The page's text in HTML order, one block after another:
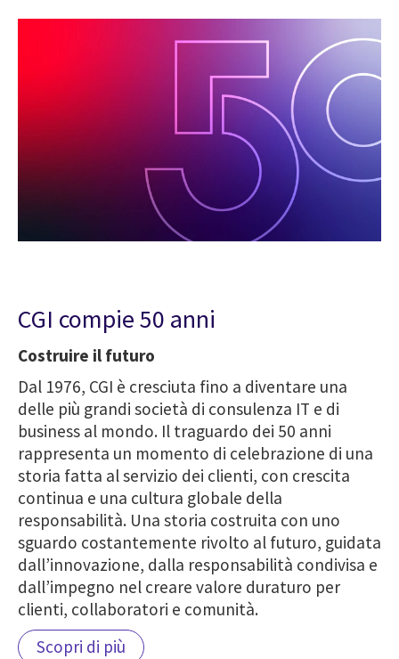
CGI compie 50 anni
Costruire il futuro
Dal 1976, CGI è cresciuta fino a diventare una
delle più grandi società di consulenza IT e di
business al mondo. Il traguardo dei 50 anni
rappresenta un momento di celebrazione di una
storia fatta al servizio dei clienti, con crescita
continua e una cultura globale della
responsabilità. Una storia costruita con uno
sguardo costantemente rivolto al futuro, guidata
dall’innovazione, dalla responsabilità condivisa e
dall’impegno nel creare valore duraturo per
clienti, collaboratori e comunità.
Scopri di più